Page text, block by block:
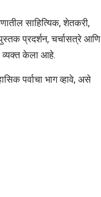
साहित्यिक, शेतकरी,
पुस्तक प्रदर्शन, चर्चासत्रे आणि
व्यक्त केला आहे.
पर्वाचा भाग व्हावे, असे